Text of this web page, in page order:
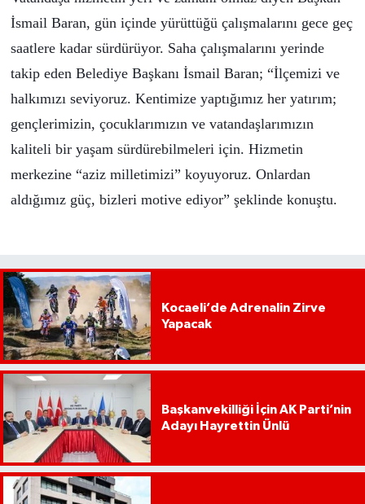
İsmail Baran, gün içinde yürüttüğü çalışmalarını gece geç
saatlere kadar sürdürüyor. Saha çalışmalarını yerinde
takip eden Belediye Başkanı İsmail Baran; “İlçemizi ve
halkımızı seviyoruz. Kentimize yaptığımız her yatırım;
gençlerimizin, çocuklarımızın ve vatandaşlarımızın
kaliteli bir yaşam sürdürebilmeleri için. Hizmetin
merkezine “aziz milletimizi” koyuyoruz. Onlardan
aldığımız güç, bizleri motive ediyor” şeklinde konuştu.
Kocaeli’de Adrenalin Zirve
Yapacak
Başkanvekilliği İçin AK Parti’nin
Adayı Hayrettin Ünlü